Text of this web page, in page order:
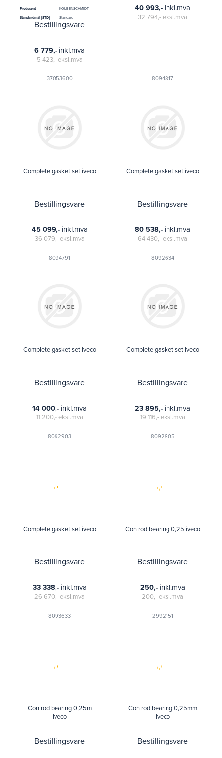
Produsent
KOLBENSCHMIDT
Standardmål [STD]
Standard
Bestillingsvare
37053600
6 779,- inkl.mva
5 423,-eksl.mva
8094817
40 993,- inkl.mva
32 794,-eksl.mva
Complete gasket set iveco
Bestillingsvare
8094791
45 099,- inkl.mva
36 079,-eksl.mva
Complete gasket set iveco
Bestillingsvare
8092634
80 538,- inkl.mva
64 430,-eksl.mva
Complete gasket set iveco
Bestillingsvare
8092903
14 000,- inkl.mva
11 200,-eksl.mva
Complete gasket set iveco
Bestillingsvare
8092905
23 895,- inkl.mva
19 116,-eksl.mva
Complete gasket set iveco
Bestillingsvare
8093633
33 338,- inkl.mva
26 670,-eksl.mva
Con rod bearing 0,25 iveco
Bestillingsvare
2992151
250,- inkl.mva
200,-eksl.mva
Con rod bearing 0,25m
iveco
Bestillingsvare
Con rod bearing 0,25mm
iveco
Bestillingsvare